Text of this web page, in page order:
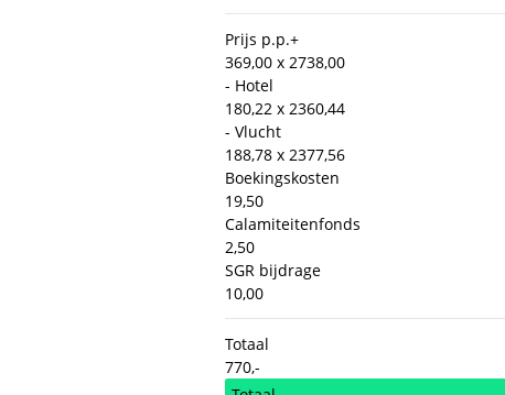
Prijs p.p.+
369,00 x 2738,00
- Hotel
180,22 x 2360,44
- Vlucht
188,78 x 2377,56
Boekingskosten
19,50
Calamiteitenfonds
2,50
SGR bijdrage
10,00
Totaal
770,-